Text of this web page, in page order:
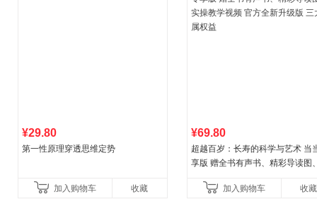
¥29.80
第一性原理穿透思维定势
加入购物车 收藏
¥69.80
超越百岁：长寿的科学与艺术 当
享版 赠全书有声书、精彩导读图
权益
加入购物车 收藏